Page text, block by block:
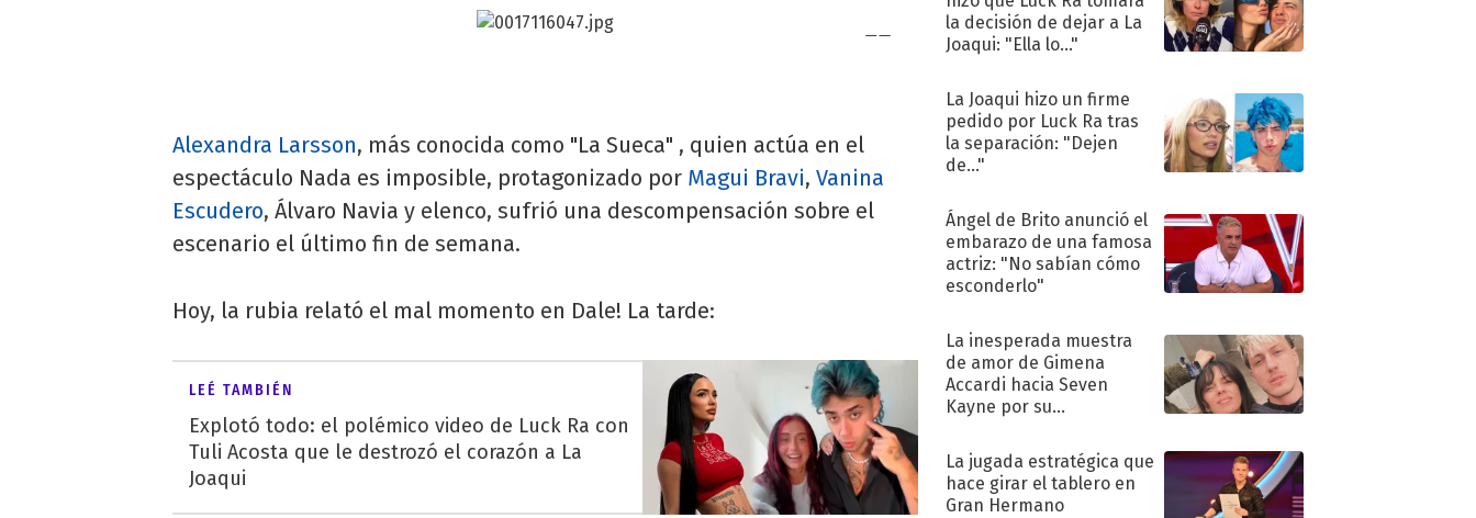
Alexandra Larsson, más conocida como "La Sueca" , quien actúa en el
espectáculo Nada es imposible, protagonizado por Magui Bravi, Vanina
Escudero, Álvaro Navia y elenco, sufrió una descompensación sobre el
escenario el último fin de semana.
Hoy, la rubia relató el mal momento en Dale! La tarde:
LEÉ TAMBIÉN
Explotó todo: el polémico video de Luck Ra con
Tuli Acosta que le destrozó el corazón a La
Joaqui
la decisión de dejar a La
Joaqui: "Ella lo..."
La Joaqui hizo un firme
pedido por Luck Ra tras
la separación: "Dejen
de..."
Ángel de Brito anunció el
embarazo de una famosa
actriz: "No sabían cómo
esconderlo"
La inesperada muestra
de amor de Gimena
Accardi hacia Seven
Kayne por su
La jugada estratégica que
hace girar el tablero en
Gran Hermano